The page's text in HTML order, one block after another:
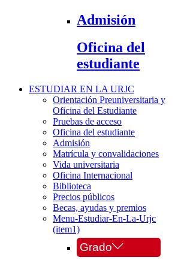
Admisión
Oficina del
estudiante
ESTUDIAR EN LA URJC
Orientación Preuniversitaria y
Oficina del Estudiante
Pruebas de acceso
Oficina del estudiante
Admisión
Matrícula y convalidaciones
Vida universitaria
Oficina Internacional
Biblioteca
Precios públicos
Becas, ayudas y premios
Menu-Estudiar-En-La-Urjc
(item1)
Grado